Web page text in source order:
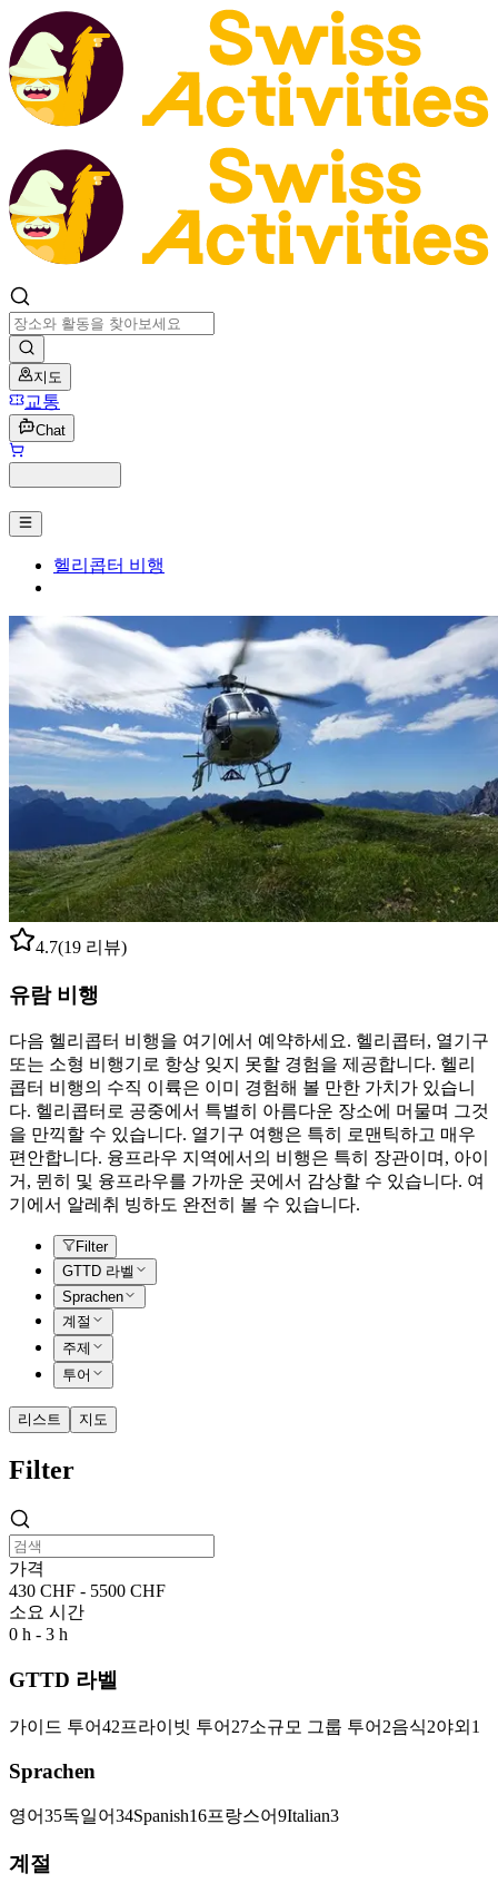
지도
교통
Chat
헬리콥터 비행
4.7(19 리뷰)
유람 비행
다음 헬리콥터 비행을 여기에서 예약하세요. 헬리콥터, 열기구
또는 소형 비행기로 항상 잊지 못할 경험을 제공합니다. 헬리
콥터 비행의 수직 이륙은 이미 경험해 볼 만한 가치가 있습니
다. 헬리콥터로 공중에서 특별히 아름다운 장소에 머물며 그것
을 만끽할 수 있습니다. 열기구 여행은 특히 로맨틱하고 매우
편안합니다. 융프라우 지역에서의 비행은 특히 장관이며, 아이
거, 뮌히 및 융프라우를 가까운 곳에서 감상할 수 있습니다. 여
기에서 알레취 빙하도 완전히 볼 수 있습니다.
Filter
GTTD 라벨
Sprachen
계절
주제
투어
리스트 지도
Filter
가격
430 CHF - 5500 CHF
소요 시간
0 h - 3 h
GTTD 라벨
가이드 투어42프라이빗 투어 27소규모 그룹 투어 2음식2야외 1
Sprachen
영어35독일어34Spanish16프랑스어9Italian3
계절